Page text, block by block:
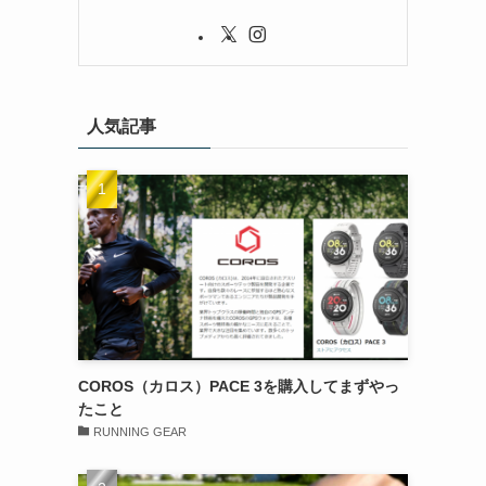
人気記事
COROS（カロス）PACE 3を購入してまずやっ
たこと
RUNNING GEAR